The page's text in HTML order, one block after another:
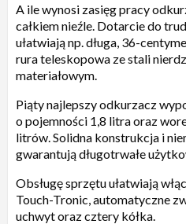
A ile wynosi zasięg pracy
całkiem nieźle. Dotarcie do
ułatwiają np. długa, 36-
rura teleskopowa ze stali
materiałowym.
Piąty najlepszy odkurzacz
o pojemności 1,8 litra oraz
litrów. Solidna konstrukcja i
gwarantują długotrwałe
Obsługę sprzętu ułatwiają
Touch-Tronic, automatyczne
uchwyt oraz cztery kółka.